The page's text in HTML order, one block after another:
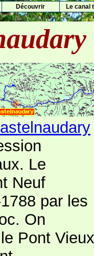
Découvrir Le canal
Le
Neuf
par les
On
Pont Vieux